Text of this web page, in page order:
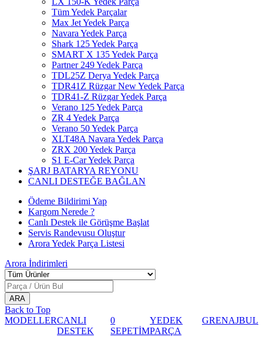
Tüm Yedek Parçalar
Max Jet Yedek Parça
Navara Yedek Parça
Shark 125 Yedek Parça
SMART X 135 Yedek Parça
Partner 249 Yedek Parça
TDL25Z Derya Yedek Parça
TDR41Z Rüzgar New Yedek Parça
TDR41-Z Rüzgar Yedek Parça
Verano 125 Yedek Parça
ZR 4 Yedek Parça
Verano 50 Yedek Parça
XLT48A Navara Yedek Parça
ZRX 200 Yedek Parça
S1 E-Car Yedek Parça
ŞARJ BATARYA REYONU
CANLI DESTEĞE BAĞLAN
Ödeme Bildirimi Yap
Kargom Nerede ?
Canlı Destek ile Görüşme Başlat
Servis Randevusu Oluştur
Arora Yedek Parça Listesi
Arora İndirimleri
Back to Top
MODELLERCANLI
DESTEK
0
SEPETİM
YEDEK
PARÇA
GRENAJBUL